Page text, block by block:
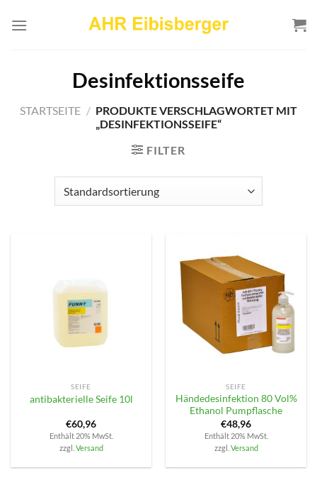
Inhalt
Desinfektionsseife
STARTSEITE / PRODUKTE VERSCHLAGWORTET MIT
„DESINFEKTIONSSEIFE“
FILTER
SEIFE
antibakterielle Seife 10l
€60,96
Enthält 20% MwSt.
zzgl. Versand
SEIFE
Händedesinfektion 80 Vol%
Ethanol Pumpflasche
€48,96
Enthält 20% MwSt.
zzgl. Versand